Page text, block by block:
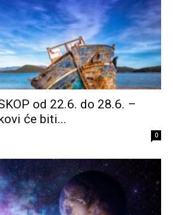
od 22.6. do 28.6. –
će biti...
0